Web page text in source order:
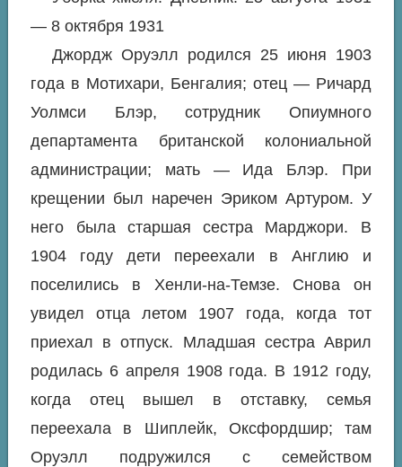
— 8 октября 1931
Джордж Оруэлл родился 25 июня 1903
года в Мотихари, Бенгалия; отец — Ричард
Уолмси Блэр, сотрудник Опиумного
департамента британской колониальной
администрации; мать — Ида Блэр. При
крещении был наречен Эриком Артуром. У
него была старшая сестра Марджори. В
1904 году дети переехали в Англию и
поселились в Хенли-на-Темзе. Снова он
увидел отца летом 1907 года, когда тот
приехал в отпуск. Младшая сестра Аврил
родилась 6 апреля 1908 года. В 1912 году,
когда отец вышел в отставку, семья
переехала в Шиплейк, Оксфордшир; там
Оруэлл подружился с семейством